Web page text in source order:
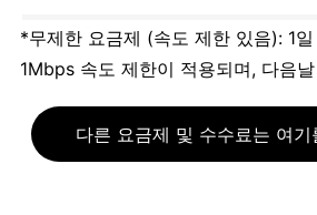
*무제한 요금제 (속도 제한 있음): 1
1Mbps 속도 제한이 적용되며, 다음
다른 요금제 및 수수료는 여기